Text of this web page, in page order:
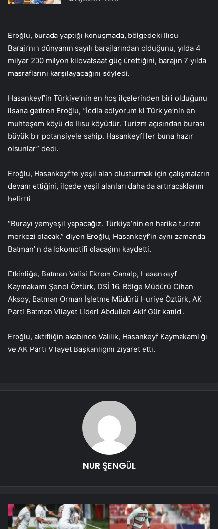
Eroğlu, burada yaptığı konuşmada, bölgedeki Ilısu
Barajı’nın dünyanın sayılı barajlarından olduğunu, yılda 4
milyar 200 milyon kilovatsaat güç ürettiğini, barajın 7 yılda
masraflarını karşılayacağını söyledi.
Hasankeyf’in Türkiye’nin en hoş ilçelerinden biri olduğunu
lisana getiren Eroğlu, “İddia ediyorum ki Türkiye’nin en
muhteşem köyü de Ilısu köyüdür. Turizm açısından burası
büyük bir potansiyele sahip. Hasankeyfliler buna hazır
olsunlar.” dedi.
Eroğlu, Hasankeyf’te yeşil alan oluşturmak için çalışmaların
devam ettiğini, ilçede yeşil alanları daha da artıracaklarını
belirtti.
“Burayı yemyeşil yapacağız. Türkiye’nin en harika turizm
merkezi olacak.” diyen Eroğlu, Hasankeyf’in aynı zamanda
Batman’ın da lokomotifi olacağını kaydetti.
Etkinliğe, Batman Valisi Ekrem Canalp, Hasankeyf
Kaymakamı Şenol Öztürk, DSİ 16. Bölge Müdürü Cihan
Aksoy, Batman Orman İşletme Müdürü Huriye Öztürk, AK
Parti Batman Vilayet Lideri Abdullah Akif Gür katıldı.
Eroğlu, aktifliğin akabinde Valilik, Hasankeyf Kaymakamlığı
ve AK Parti Vilayet Başkanlığını ziyaret etti.
NUR ŞENGÜL